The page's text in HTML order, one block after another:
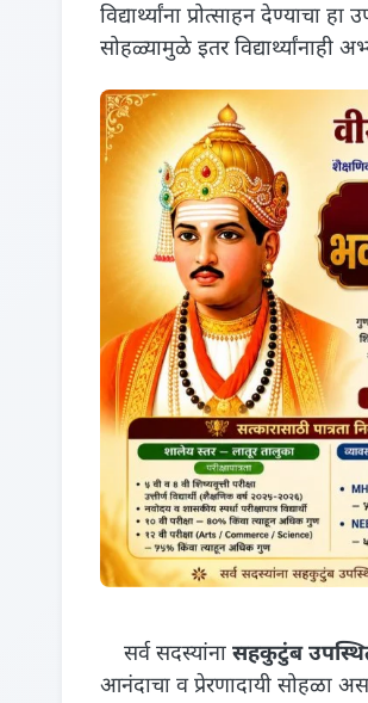
विद्यार्थ्यांना प्रोत्साहन
सोहळ्यामुळे इतर विद्यार्थ्यांनाही
सर्व सदस्यांना सहकुटुंब
आनंदाचा व प्रेरणादायी सोहळा